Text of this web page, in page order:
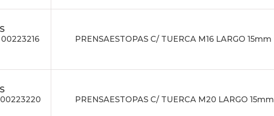
00223216 PRENSAESTOPAS C/ TUERCA M16 LARGO 15mm
00223220 PRENSAESTOPAS C/ TUERCA M20 LARGO 15mm